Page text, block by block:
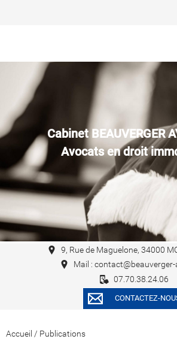
Cabinet BEAUVERGER
Avocats en droit
9, Rue de Maguelone, 34000
Mail :
07.70.38.24.06
CONTACTEZ-
Accueil / Publications